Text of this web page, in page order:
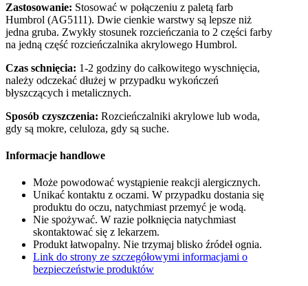
Zastosowanie: Stosować w połączeniu z paletą farb
Humbrol (AG5111). Dwie cienkie warstwy są lepsze niż
jedna gruba. Zwykły stosunek rozcieńczania to 2 części farby
na jedną część rozcieńczalnika akrylowego Humbrol.
Czas schnięcia: 1-2 godziny do całkowitego wyschnięcia,
należy odczekać dłużej w przypadku wykończeń
błyszczących i metalicznych.
Sposób czyszczenia: Rozcieńczalniki akrylowe lub woda,
gdy są mokre, celuloza, gdy są suche.
Informacje handlowe
Może powodować wystąpienie reakcji alergicznych.
Unikać kontaktu z oczami. W przypadku dostania się
produktu do oczu, natychmiast przemyć je wodą.
Nie spożywać. W razie połknięcia natychmiast
skontaktować się z lekarzem.
Produkt łatwopalny. Nie trzymaj blisko źródeł ognia.
Link do strony ze szczegółowymi informacjami o
bezpieczeństwie produktów